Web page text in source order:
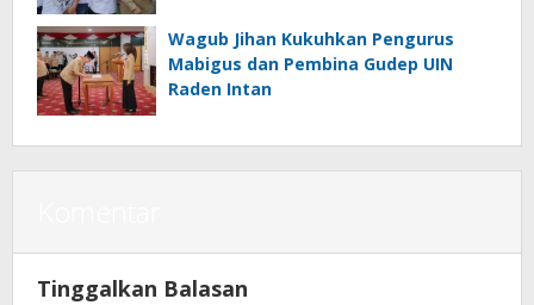
Wagub Jihan Kukuhkan Pengurus
Mabigus dan Pembina Gudep UIN
Raden Intan
Tinggalkan Balasan